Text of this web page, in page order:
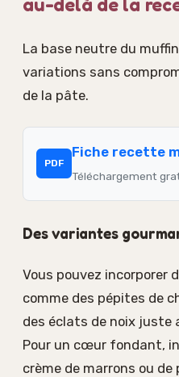
La base neutre du
variations sans
de la pâte.
PDF
Fiche recette
Téléchargement
Des variantes
Vous pouvez incorporer
comme des pépites de
des éclats de noix juste
Pour un cœur fondant,
crème de marrons ou